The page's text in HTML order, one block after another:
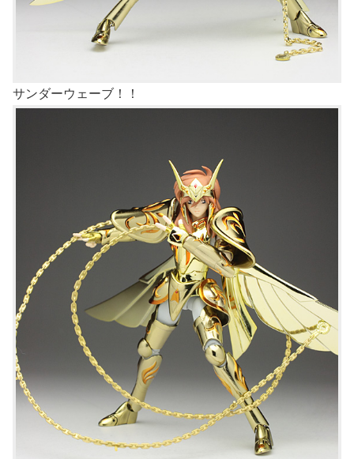
サンダーウェーブ！！